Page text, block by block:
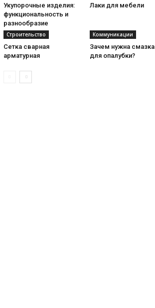
Укупорочные изделия:
функциональность и
разнообразие
Лаки для мебели
Строительство
Сетка сварная
арматурная
Коммуникации
Зачем нужна смазка
для опалубки?